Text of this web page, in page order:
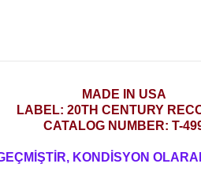
MADE IN USA
LABEL: 20TH CENTURY
CATALOG NUMBER: T-
KONDİSYON